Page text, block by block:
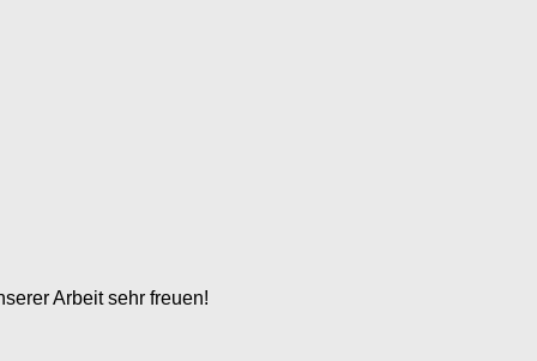
Arbeit sehr freuen!